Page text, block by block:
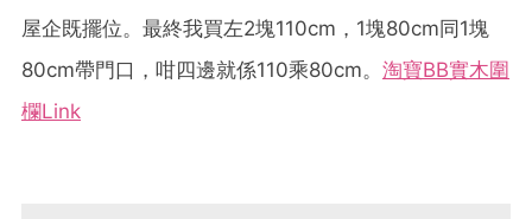
屋企既擺位。最終我買左2塊110cm，1塊80cm同1塊
80cm帶門口，咁四邊就係110乘80cm。 淘寶BB實木圍
欄Link